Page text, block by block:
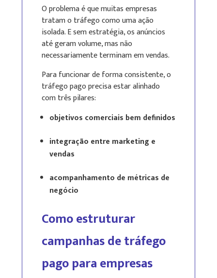
O problema é que muitas empresas
tratam o tráfego como uma ação
isolada. E sem estratégia, os anúncios
até geram volume, mas não
necessariamente terminam em vendas.
Para funcionar de forma consistente, o
tráfego pago precisa estar alinhado
com três pilares:
objetivos comerciais bem definidos
integração entre marketing e
vendas
acompanhamento de métricas de
negócio
Como estruturar
campanhas de tráfego
pago para empresas